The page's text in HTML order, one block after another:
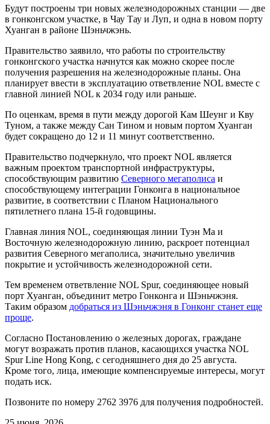
Будут построены три новых железнодорожных станции — две
в гонконгском участке, в Чау Тау и Луп, и одна в новом порту
Хуанган в районе Шэньчжэнь.
Правительство заявило, что работы по строительству
гонконгского участка начнутся как можно скорее после
получения разрешения на железнодорожные планы. Она
планирует ввести в эксплуатацию ответвление NOL вместе с
главной линией NOL к 2034 году или раньше.
По оценкам, время в пути между дорогой Кам Шеунг и Кву
Туном, а также между Сан Тином и новым портом Хуанган
будет сокращено до 12 и 11 минут соответственно.
Правительство подчеркнуло, что проект NOL является
важным проектом транспортной инфраструктуры,
способствующим развитию Северного мегаполиса и
способствующему интеграции Гонконга в национальное
развитие, в соответствии с Планом Национального
пятилетнего плана 15-й годовщины.
Главная линия NOL, соединяющая линии Туэн Ма и
Восточную железнодорожную линию, раскроет потенциал
развития Северного мегаполиса, значительно увеличив
покрытие и устойчивость железнодорожной сети.
Тем временем ответвление NOL Spur, соединяющее новый
порт Хуанган, объединит метро Гонконга и Шэньчжэня.
Таким образом добраться из Шэньчжэня в Гонконг станет еще
проще.
Согласно Постановлению о железных дорогах, граждане
могут возражать против планов, касающихся участка NOL
Spur Line Hong Kong, с сегодняшнего дня до 25 августа.
Кроме того, лица, имеющие компенсируемые интересы, могут
подать иск.
Позвоните по номеру 2762 3976 для получения подробностей.